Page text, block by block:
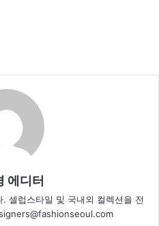
에디터
셀럽스타일 및 국내외 컬렉션을 전